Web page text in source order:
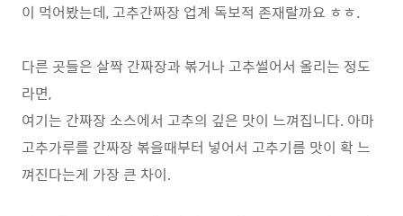
이 먹어봤는데, 고추간짜장 업계 독보적 존재랄까요 ㅎㅎ.
다른 곳들은 살짝 간짜장과 볶거나 고추썰어서 올리는 정도
라면,
여기는 간짜장 소스에서 고추의 깊은 맛이 느껴집니다. 아마
고추가루를 간짜장 볶을때부터 넣어서 고추기름 맛이 확 느
껴진다는게 가장 큰 차이.